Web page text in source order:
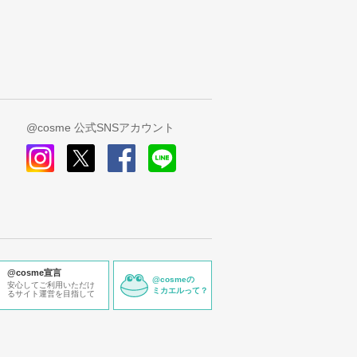
@cosme 公式SNSアカウント
@cosme宣言
安心してご利用いただけ
るサイト運営を目指して
@cosmeの
ミカエルって？